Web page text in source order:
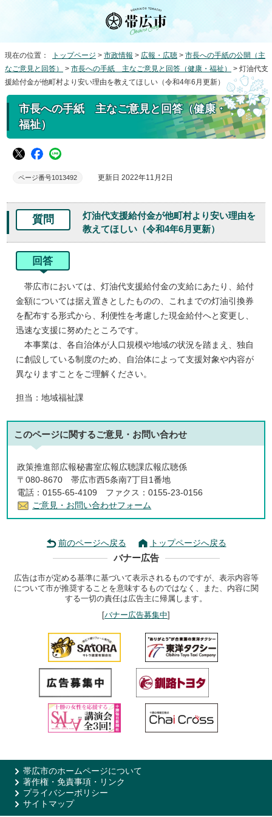
現在の位置： トップページ > 市政情報 > 広報・広聴 > 市長への手紙の公開（主
なご意見と回答）
> 市長への手紙 主なご意見と回答（健康・福祉）
> 灯油代支
援給付金が他町村より安い理由を教えてほしい（令和4年6月更新）
市長への手紙 主なご意見と回答（健康・
福祉）
ページ番号1013492 更新日 2022年11月2日
質問
灯油代支援給付金が他町村より安い理由を
教えてほしい（令和4年6月更新）
回答
帯広市においては、灯油代支援給付金の支給にあたり、給付
金額については据え置きとしたものの、これまでの灯油引換券
を配布する形式から、利便性を考慮した現金給付へと変更し、
迅速な支援に努めたところです。
本事業は、各自治体が人口規模や地域の状況を踏まえ、独自
に創設している制度のため、自治体によって支援対象や内容が
異なりますことをご理解ください。
担当：地域福祉課
このページに関するご意見・お問い合わせ
政策推進部広報秘書室広報広聴課広報広聴係
〒080-8670 帯広市西5条南7丁目1番地
電話：0155-65-4109 ファクス：0155-23-0156
ご意見・お問い合わせフォーム
前のページへ戻る トップページへ戻る
バナー広告
広告は市が定める基準に基づいて表示されるものですが、表示内容等
について市が推奨することを意味するものではなく、また、内容に関
する一切の責任は広告主に帰属します。
[バナー広告募集中]
帯広市のホームページについて
著作権・免責事項・リンク
プライバシーポリシー
サイトマップ